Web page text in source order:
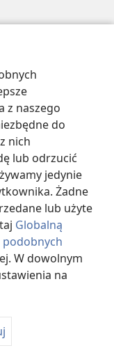
z naszego
do
nich
lub odrzucić
jedynie
Żadne
lub użyte
Globalną
W dowolnym
na
of Pennsylvania.